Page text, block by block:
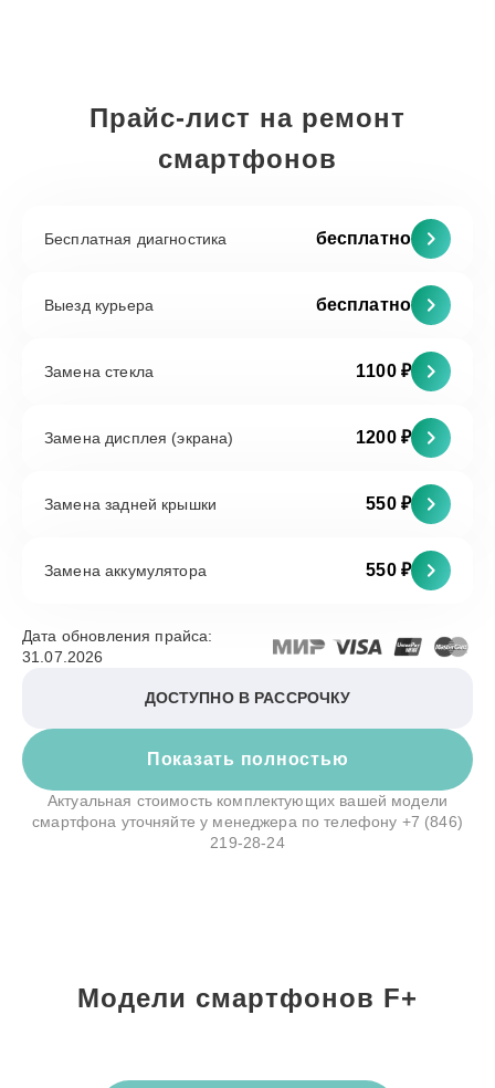
Прайс-лист на ремонт
смартфонов
Бесплатная диагностика бесплатно
Выезд курьера бесплатно
Замена стекла 1100 ₽
Замена дисплея (экрана) 1200 ₽
Замена задней крышки 550 ₽
Замена аккумулятора 550 ₽
Показать полностью
Дата обновления прайса:
31.07.2026
ДОСТУПНО В РАССРОЧКУ
Актуальная стоимость комплектующих вашей модели
смартфона уточняйте у менеджера по телефону +7 (846)
219-28-24
Модели смартфонов F+